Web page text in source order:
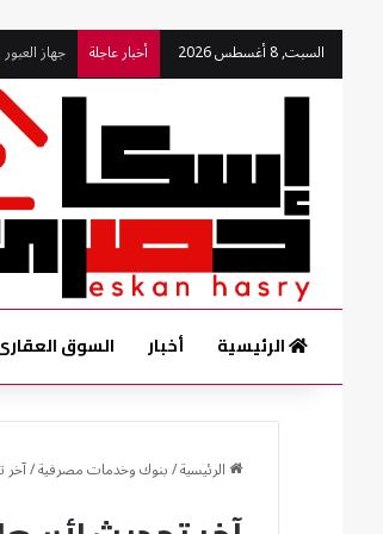
السبت, 8 أغسطس 2026 أخبار عاجلة جهاز
الرئيسية أخبار السوق
الرئيسية/بنوك وخدمات مصرفية/آخر